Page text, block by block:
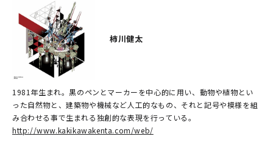
柿川健太
1981年生まれ。黒のペンとマーカーを中心的に用い、動物や植物とい
った自然物と、建築物や機械など人工的なもの、それと記号や模様を組
み合わせる事で生まれる独創的な表現を行っている。
http://www.kakikawakenta.com/web/